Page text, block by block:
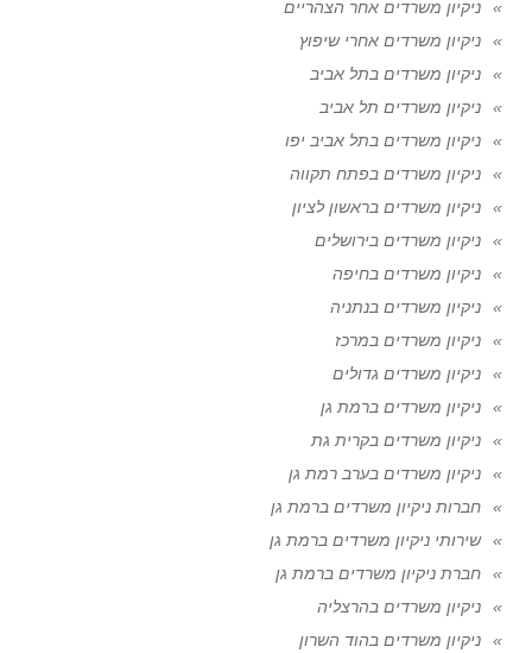
ניקיון משרדים אחר הצהריים
ניקיון משרדים אחרי שיפוץ
ניקיון משרדים בתל אביב
ניקיון משרדים תל אביב
ניקיון משרדים בתל אביב יפו
ניקיון משרדים בפתח תקווה
ניקיון משרדים בראשון לציון
ניקיון משרדים בירושלים
ניקיון משרדים בחיפה
ניקיון משרדים בנתניה
ניקיון משרדים במרכז
ניקיון משרדים גדולים
ניקיון משרדים ברמת גן
ניקיון משרדים בקרית גת
ניקיון משרדים בערב רמת גן
חברות ניקיון משרדים ברמת גן
שירותי ניקיון משרדים ברמת גן
חברת ניקיון משרדים ברמת גן
ניקיון משרדים בהרצליה
ניקיון משרדים בהוד השרון